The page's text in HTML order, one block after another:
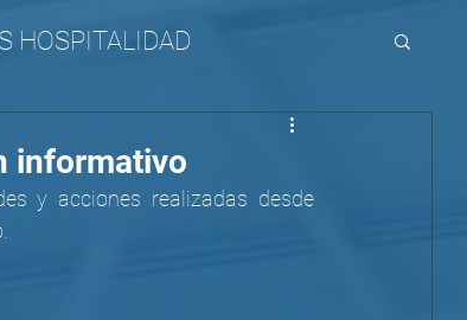
HOSPITALIDAD
informativo
y acciones realizadas desde